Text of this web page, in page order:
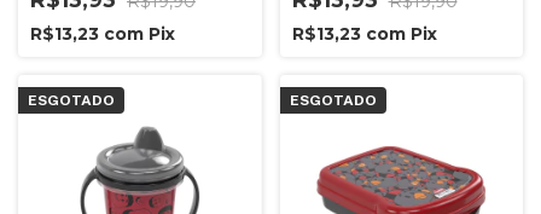
R$13,23 com Pix
R$13,23 com Pix
ESGOTADO ESGOTADO